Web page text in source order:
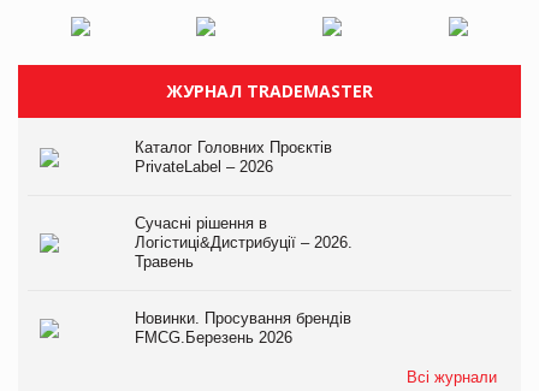
ЖУРНАЛ TRADEMASTER
Каталог Головних Проєктів
PrivateLabel – 2026
Сучасні рішення в
Логістиці&Дистрибуції – 2026.
Травень
Новинки. Просування брендів
FMCG.Березень 2026
Всі журнали